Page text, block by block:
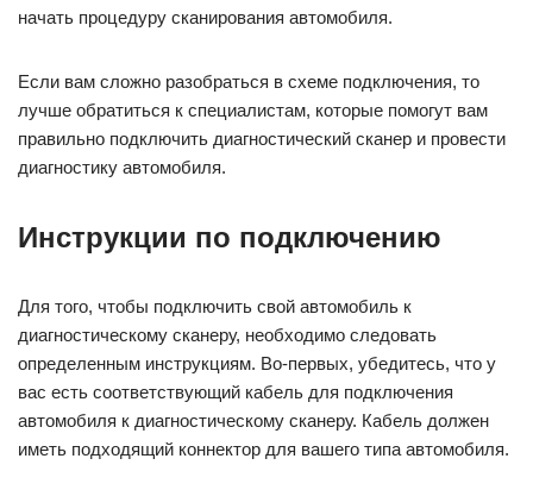
начать процедуру сканирования автомобиля.
Если вам сложно разобраться в схеме подключения, то
лучше обратиться к специалистам, которые помогут вам
правильно подключить диагностический сканер и провести
диагностику автомобиля.
Инструкции по подключению
Для того, чтобы подключить свой автомобиль к
диагностическому сканеру, необходимо следовать
определенным инструкциям. Во-первых, убедитесь, что у
вас есть соответствующий кабель для подключения
автомобиля к диагностическому сканеру. Кабель должен
иметь подходящий коннектор для вашего типа автомобиля.